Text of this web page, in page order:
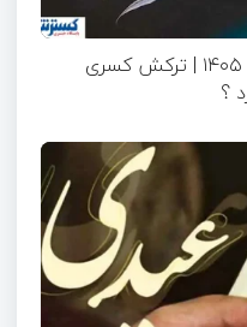
پیش بینی میزان افزایش حقوق ۱۴۰۵ | ترکش کسری
؟